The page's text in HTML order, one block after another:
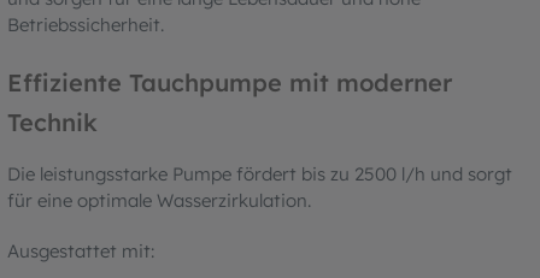
Betriebssicherheit.
Effiziente Tauchpumpe mit moderner
Technik
Die leistungsstarke Pumpe fördert bis zu 2500 l/h und sorgt
für eine optimale Wasserzirkulation.
Ausgestattet mit: